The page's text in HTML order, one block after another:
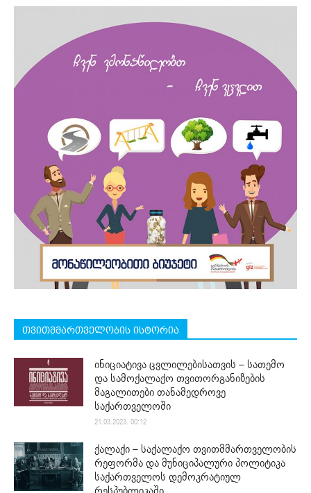
თვითმმართველობის ისტორია
ინიციატივა ცვლილებისათვის – სათემო
და სამოქალაქო თვითორგანიზების
მაგალითები თანამედროვე
საქართველოში
21.03.2023. 00:12
ქალაქი – საქალაქო თვითმმართველობის
რეფორმა და მუნიციპალური პოლიტიკა
საქართველოს დემოკრატიულ